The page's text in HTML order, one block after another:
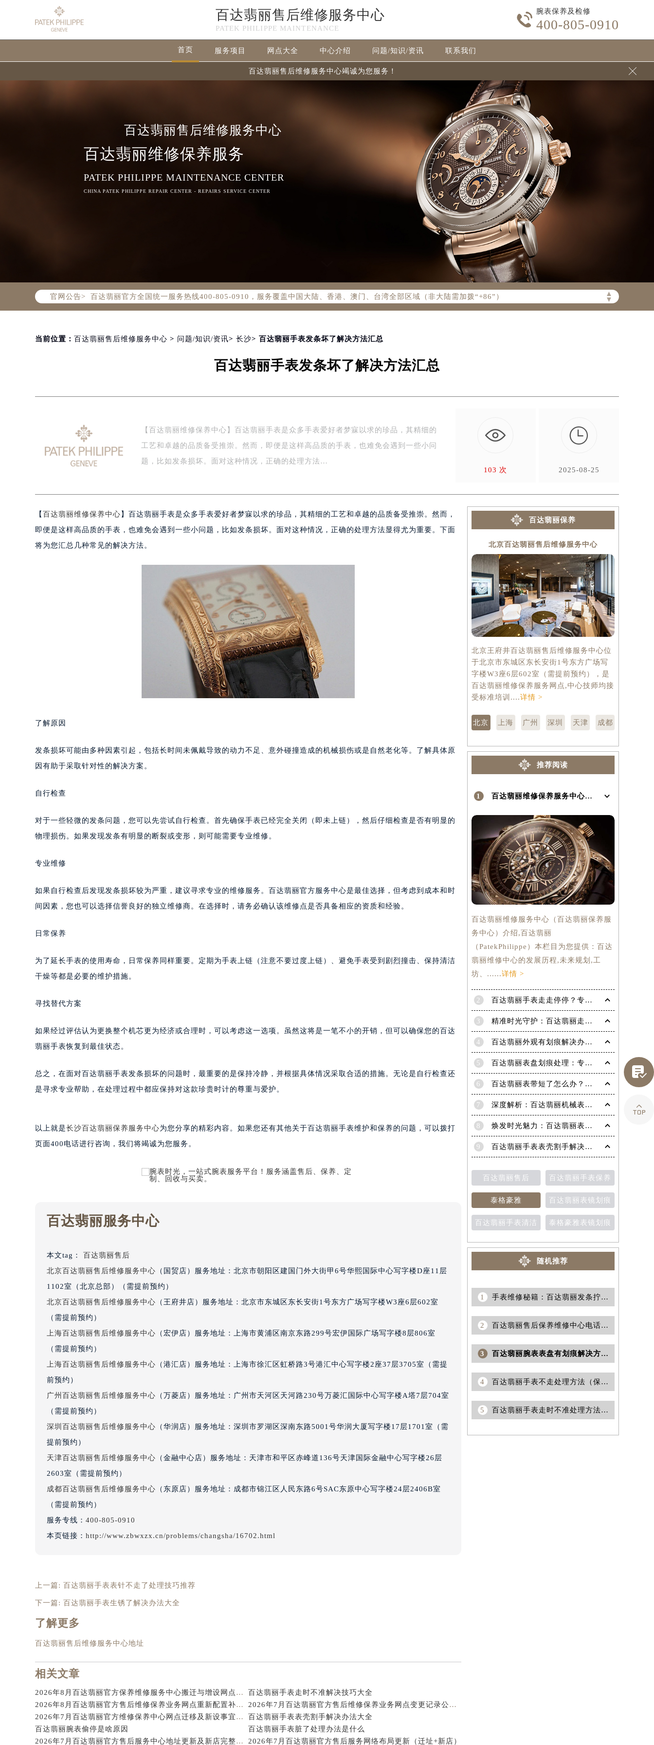
百达翡丽售后维修服务中心
PATEK PHILIPPE MAINTENANCE

腕表保养及检修
400-805-0910
首页 服务项目 网点大全 中心介绍 问题/知识/资讯 联系我们
百达翡丽售后维修服务中心竭诚为您服务！ 
百达翡丽售后维修服务中心
百达翡丽维修保养服务
PATEK PHILIPPE MAINTENANCE CENTER
CHINA PATEK PHILIPPE REPAIR CENTER - REPAIRS SERVICE CENTER
官网公告> ▲
▼
百达翡丽官方全国统一服务热线400-805-0910，服务覆盖中国大陆、香港、澳门、台湾全部区域（非大陆需加拨“+86”）
2026年8月百达翡丽售后服务中心最新网点地址：
北京市朝阳区建国门外大街甲6号华熙国际中心写字楼D座11层1102室（北京总部）（需提前预约）
天津市和平区赤峰道136号天津国际金融中心写字楼26层2603室（需提前预约）
上海市黄浦区南京东路299号宏伊国际广场写字楼8层806室（需提前预约）
盐城市盐都区世纪大道5号盐城金融城写字楼1号楼16层1604室（需提前预约）
泰州市海陵区永定东路399号置地商务中心东塔写字楼（华润万象城）17层1706室（需提前预约）
宁波市江北区大闸南路500号来福士广场办公楼20层2009室（需提前预约）
嘉兴市南湖区广益路705号嘉兴世界贸易中心写字楼A座13层1304室（需提前预约）
南昌市红谷滩新区红谷中大道998号绿地双子塔（中央广场）A1座办公楼14层07室（需提前预约）
济南市历下区经十路11111号华润中心写字楼（万象城）15层1508室（需提前预约）
广州市越秀区环市东路371-375号世界贸易中心大厦南塔写字楼15层07室（需提前预约）
深圳市罗湖区深南东路5001号华润大厦写字楼17层1701室（需提前预约）
惠州市惠城区江北文昌一路7号华贸大厦写字楼1座30层05室（需提前预约）
厦门市思明区湖滨东路95号华润大厦写字楼B座11层1104室（需提前预约）
福州市鼓楼区五四路128-1号恒力城写字楼15层03室（需提前预约）
成都市锦江区人民东路6号SAC东原中心写字楼24层2406B室（需提前预约）
重庆市江北区观音桥步行街2号融恒时代广场写字楼9层902室（需提前预约）
长沙市芙蓉区定王台街道建湘路393号世茂环球金融中心写字楼（芙蓉广场）10层13室（需提前预约）
郑州市二七区铭功路10号华润大厦写字楼29层2905室（需提前预约）
太原市迎泽区解放路15号亨得利名表服务中心（品牌授权店）3层整层（需提前预约）
温州市鹿城区锦绣路1067号置信广场10层1015室（需提前预约）
苏州市苏州工业园区星港街199号苏州中心办公楼C座22层08室（需提前预约）
泉州市丰泽区宝洲路729号浦西万达中心写字楼A座7楼709室（需提前预约）
青岛市南区山东路6号华润大厦B座22层04室（需提前预约）
昆明市盘龙区北京路928号同德昆明广场写字楼10层06室（需提前预约）
石家庄市长安区中山东路39号勒泰中心写字楼B座13层07室（需提前预约）
台州市椒江区东海大道1800号腾达中心东1幢20楼2002室（需提前预约）
内蒙古自治区呼和浩特市玉泉区大学西街70号华润万象城写字楼（鄂尔多斯大厦）23层2326室（需提前预约）
重庆市解放碑渝中区民权路28号英利国际金融中心写字楼20层01室（需提前预约）
黑龙江省大庆市萨尔图区会战大街百达翡丽售后服务中心（需提前预约）
黑龙江省鸡西市鸡冠区红军路百达翡丽售后服务中心（需提前预约）
黑龙江省佳木斯市向阳区长安路百达翡丽售后服务中心（需提前预约）
黑龙江省七台河市桃山区大同街百达翡丽售后服务中心（需提前预约）
黑龙江省齐齐哈尔市龙沙区龙华路百达翡丽售后服务中心（需提前预约）
黑龙江省伊春市伊美区通河路百达翡丽售后服务中心（需提前预约）
吉林省白山市浑江区浑江大街百达翡丽售后服务中心（需提前预约）
吉林省梅河口市新华街道梅河大街百达翡丽售后服务中心（需提前预约）
吉林省四平市铁东区紫气大路与南九经街交汇处百达翡丽售后服务中心（需提前预约）
吉林省松原市宁江区五环大街百达翡丽售后服务中心（需提前预约）
吉林省通化市东昌区环通乡江南大街百达翡丽售后服务中心（需提前预约）
吉林省延边市延吉市解放路百达翡丽售后服务中心（需提前预约）
辽宁省鞍山市铁东区站前街百达翡丽售后服务中心（需提前预约）
辽宁省丹东市振兴区七经街百达翡丽售后服务中心（需提前预约）
辽宁省抚顺市新抚区东一路百达翡丽售后服务中心（需提前预约）
辽宁省阜新市海州区解放大街百达翡丽售后服务中心（需提前预约）
辽宁省锦州市古塔区中央大街百达翡丽售后服务中心（需提前预约）
辽宁省辽阳市白塔区新运大街百达翡丽售后服务中心（需提前预约）
辽宁省营口市站前区市府路与渤海大街交叉口百达翡丽售后服务中心（需提前预约）
辽宁省沈阳市沈河区中街路137号亨得利名表维修授权店1楼百达翡丽售后服务中心（需提前预约）
辽宁省沈阳市沈河区中街路83号亨得利名表维修授权店1楼百达翡丽售后服务中心（需提前预约）
内蒙古自治区巴彦淖尔市临河区新华街百达翡丽售后服务中心（需提前预约）
内蒙古自治区鄂尔多斯市东胜区伊金霍洛街百达翡丽售后服务中心（需提前预约）
内蒙古自治区乌海市海勃湾区人民南路百达翡丽售后服务中心（需提前预约）
内蒙古自治区乌兰察布市集宁区恩和大街百达翡丽售后服务中心（需提前预约）
内蒙古自治区锡林郭勒盟市锡林浩特市光明街与额尔敦路交叉口百达翡丽售后服务中心（需提前预约）
内蒙古自治区兴安盟市乌兰浩特市兴安大街百达翡丽售后服务中心（需提前预约）
山西省大同市平城区迎宾街百达翡丽售后服务中心（需提前预约）
当前位置： 百达翡丽售后维修服务中心 > 问题/知识/资讯> 长沙> 百达翡丽手表发条坏了解决方法汇总
百达翡丽手表发条坏了解决方法汇总
【百达翡丽维修保养中心】百达翡丽手表是众多手表爱好者梦寐以求的珍品，其精细的
工艺和卓越的品质备受推崇。然而，即便是这样高品质的手表，也难免会遇到一些小问
题，比如发条损坏。面对这种情况，正确的处理方法…
103 次

2025-08-25
【 百达翡丽维修保养中心 】百达翡丽手表是众多手表爱好者梦寐以求的珍品，其精细的工艺和卓越的品质备受推崇。然而，
即便是这样高品质的手表，也难免会遇到一些小问题，比如发条损坏。面对这种情况，正确的处理方法显得尤为重要。下面
将为您汇总几种常见的解决方法。
了解原因
发条损坏可能由多种因素引起，包括长时间未佩戴导致的动力不足、意外碰撞造成的机械损伤或是自然老化等。了解具体原
因有助于采取针对性的解决方案。
自行检查
对于一些轻微的发条问题，您可以先尝试自行检查。首先确保手表已经完全关闭（即未上链），然后仔细检查是否有明显的
物理损伤。如果发现发条有明显的断裂或变形，则可能需要专业维修。
专业维修
如果自行检查后发现发条损坏较为严重，建议寻求专业的维修服务。百达翡丽官方服务中心是最佳选择，但考虑到成本和时
间因素，您也可以选择信誉良好的独立维修商。在选择时，请务必确认该维修点是否具备相应的资质和经验。
日常保养
为了延长手表的使用寿命，日常保养同样重要。定期为手表上链（注意不要过度上链）、避免手表受到剧烈撞击、保持清洁
干燥等都是必要的维护措施。
寻找替代方案
如果经过评估认为更换整个机芯更为经济或合理时，可以考虑这一选项。虽然这将是一笔不小的开销，但可以确保您的百达
翡丽手表恢复到最佳状态。
总之，在面对百达翡丽手表发条损坏的问题时，最重要的是保持冷静，并根据具体情况采取合适的措施。无论是自行检查还
是寻求专业帮助，在处理过程中都应保持对这款珍贵时计的尊重与爱护。
以上就是长沙百达翡丽保养服务中心为您分享的精彩内容。如果您还有其他关于百达翡丽手表维护和保养的问题，可以拨打
页面400电话进行咨询，我们将竭诚为您服务。
百达翡丽服务中心
本文tag： 百达翡丽售后
北京百达翡丽售后维修服务中心 （国贸店）服务地址：北京市朝阳区建国门外大街甲6号华熙国际中心写字楼D座11层
1102室（北京总部）（需提前预约）
北京百达翡丽售后维修服务中心 （王府井店）服务地址：北京市东城区东长安街1号东方广场写字楼W3座6层602室
（需提前预约）
上海百达翡丽售后维修服务中心 （宏伊店）服务地址：上海市黄浦区南京东路299号宏伊国际广场写字楼8层806室
（需提前预约）
上海百达翡丽售后维修服务中心 （港汇店）服务地址：上海市徐汇区虹桥路3号港汇中心写字楼2座37层3705室（需提
前预约）
广州百达翡丽售后维修服务中心 （万菱店）服务地址：广州市天河区天河路230号万菱汇国际中心写字楼A塔7层704室
（需提前预约）
深圳百达翡丽售后维修服务中心 （华润店）服务地址：深圳市罗湖区深南东路5001号华润大厦写字楼17层1701室（需
提前预约）
天津百达翡丽售后维修服务中心 （金融中心店）服务地址：天津市和平区赤峰道136号天津国际金融中心写字楼26层
2603室（需提前预约）
成都百达翡丽售后维修服务中心 （东原店）服务地址：成都市锦江区人民东路6号SAC东原中心写字楼24层2406B室
（需提前预约）
服务专线： 400-805-0910
本页链接： http://www.zbwxzx.cn/problems/changsha/16702.html
上一篇: 百达翡丽手表表针不走了处理技巧推荐
下一篇: 百达翡丽手表生锈了解决办法大全
了解更多
百达翡丽售后维修服务中心地址
相关文章
2026年8月百达翡丽官方保养维修服务中心搬迁与增设网点补充通知原文发布
百达翡丽手表走时不准解决技巧大全
2026年8月百达翡丽官方售后维修保养业务网点重新配置补充确认终稿发布
2026年7月百达翡丽官方售后维修保养业务网点变更记录公告发布
2026年7月百达翡丽官方维修保养中心网点迁移及新设事宜最终告知
百达翡丽手表表壳割手解决办法大全
百达翡丽腕表偷停是啥原因
百达翡丽手表脏了处理办法是什么
2026年7月百达翡丽官方售后服务中心地址更新及新店完整补充通知
2026年7月百达翡丽官方售后服务网络布局更新（迁址+新店）
百达翡丽保养
北京百达翡丽售后维修服务中心
北京王府井百达翡丽售后维修服务中心位
于北京市东城区东长安街1号东方广场写
字楼W3座6层602室（需提前预约），是
百达翡丽维修保养服务网点,中心技师均接
受标准培训....详情 >
北京 上海 广州 深圳 天津 成都
推荐阅读
1 百达翡丽维修保养服务中心介绍 | PatekPhilippe
百达翡丽维修服务中心（百达翡丽保养服
务中心）介绍,百达翡丽
（PatekPhilippe）本栏目为您提供：百达
翡丽维修中心的发展历程,未来规划,工
坊、......详情 >
2 百达翡丽手表走走停停？专业修复指南，让时间重新流畅运行
3 精准时光守护：百达翡丽走快了？掌握这份秘籍，让每一秒都精准无误！
4 百达翡丽外观有划痕解决办法是什么（专业修复技巧与注意事项）
5 百达翡丽表盘划痕处理：专业技巧，让爱表焕然一新
6 百达翡丽表带短了怎么办？超实用技巧教你轻松解决！
7 深度解析：百达翡丽机械表机芯生锈的高效修复策略
8 焕发时光魅力：百达翡丽表带掉色修复秘籍
9 百达翡丽手表表壳割手解决方法（保养与修复技巧分享）
百达翡丽售后 百达翡丽手表保养
泰格豪雅 百达翡丽表镜划痕
百达翡丽手表清洁 泰格豪雅表镜划痕
随机推荐
1 手表维修秘籍：百达翡丽发条拧反的快速修复指南
2 百达翡丽售后保养维修中心电话查询
3 百达翡丽腕表表盘有划痕解决方法汇总
4 百达翡丽手表不走处理方法（保养与维修小技巧）
5 百达翡丽手表走时不准处理方法盘点

